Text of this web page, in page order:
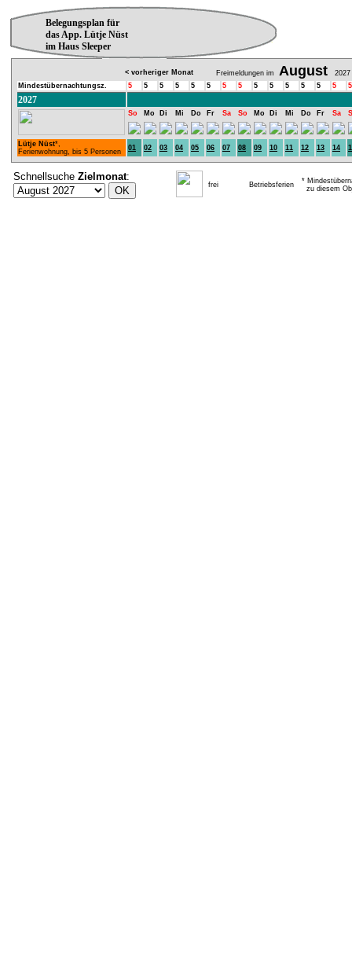
Belegungsplan für
das App. Lütje Nüst
im Haus Sleeper
< vorheriger Monat Freimeldungen im August 2027
Mindestübernachtungsz.
5 5 5 5 5 5 5 5 5 5 5 5 5 5 5
2027
So Mo Di Mi Do Fr Sa So Mo Di Mi Do Fr Sa
Lütje Nüst*,
Ferienwohnung, bis 5 Personen
01 02 03 04 05 06 07 08 09 10 11 12 13 14
Schnellsuche Zielmonat:
frei Betriebsferien
*
zu diesem